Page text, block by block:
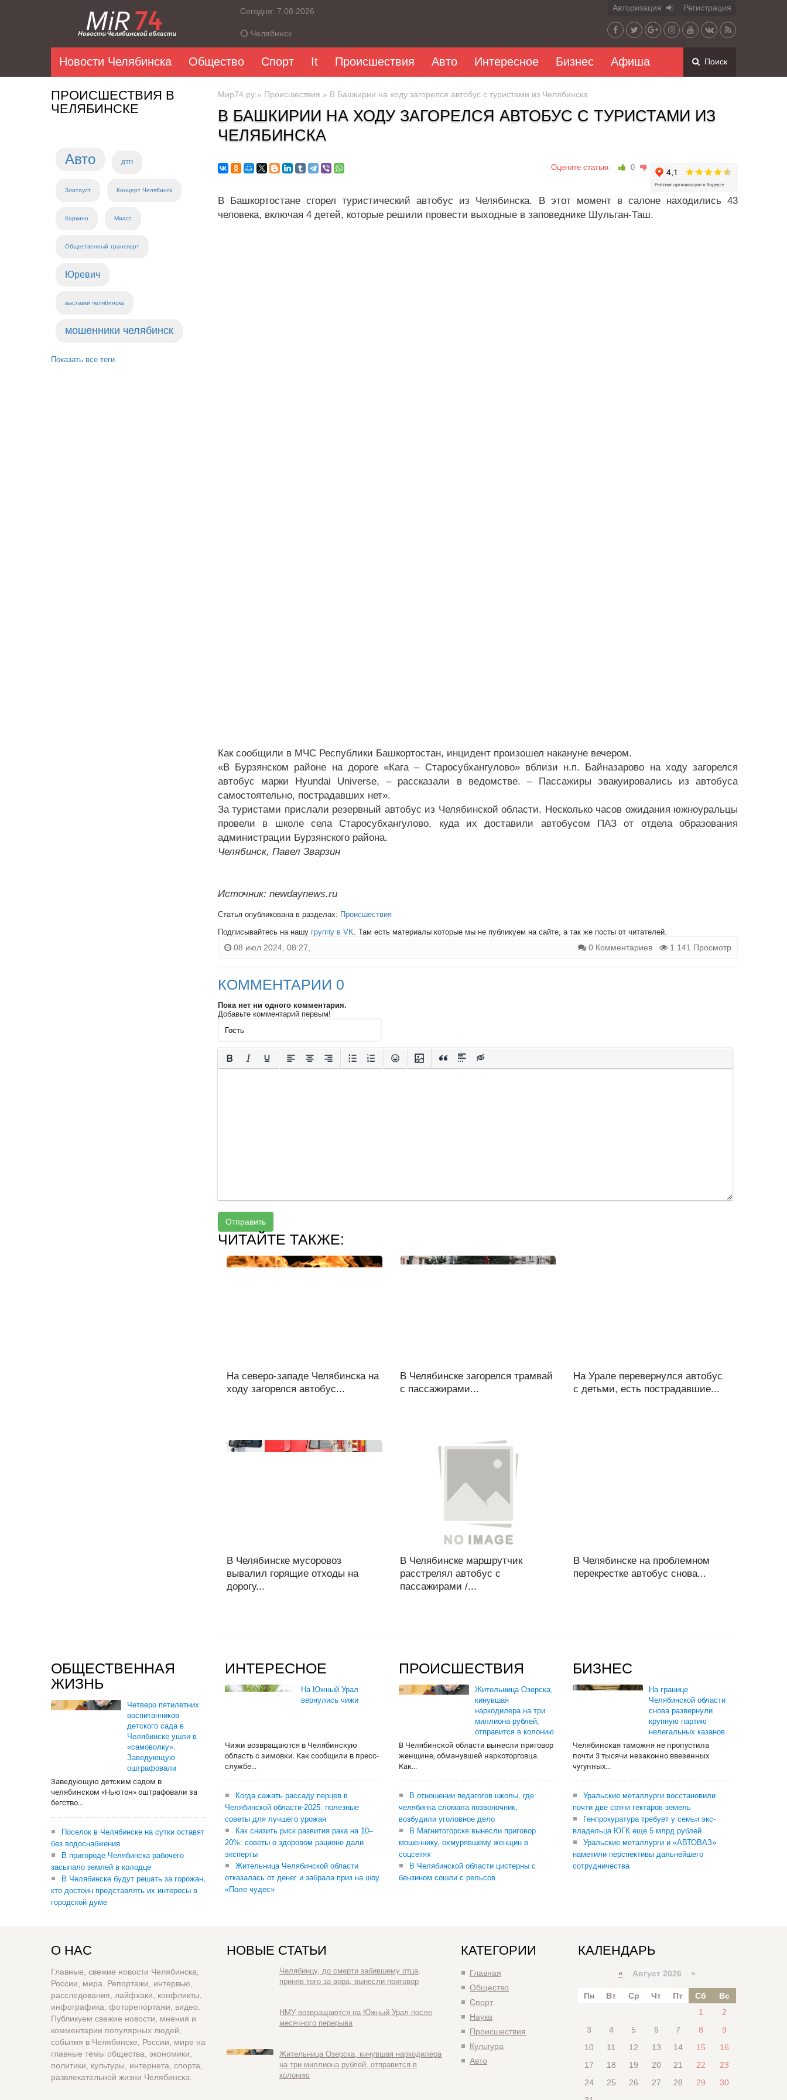
Сегодня: 7.08.2026
Челябинск
Авторизация Регистрация
Новости Челябинска Общество Спорт It Происшествия Авто Интересное Бизнес Афиша Поиск
ПРОИСШЕСТВИЯ В
ЧЕЛЯБИНСКЕ
Авто ДТП
Златоуст Концерт Челябинск
Коркино Миасс
Общественный транспорт
Юревич
выставки челябинска
мошенники челябинск
Показать все теги
Мир74.ру » Происшествия » В Башкирии на ходу загорелся автобус с туристами из Челябинска
В БАШКИРИИ НА ХОДУ ЗАГОРЕЛСЯ АВТОБУС С ТУРИСТАМИ ИЗ
ЧЕЛЯБИНСКА
Оцените статью: 0
В Башкортостане сгорел туристический автобус из Челябинска. В этот момент в салоне находились 43
человека, включая 4 детей, которые решили провести выходные в заповеднике Шульган-Таш.
Как сообщили в МЧС Республики Башкортостан, инцидент произошел накануне вечером.
«В Бурзянском районе на дороге «Кага – Старосубхангулово» вблизи н.п. Байназарово на ходу загорелся
автобус марки Hyundai Universe, – рассказали в ведомстве. – Пассажиры эвакуировались из автобуса
самостоятельно, пострадавших нет».
За туристами прислали резервный автобус из Челябинской области. Несколько часов ожидания южноуральцы
провели в школе села Старосубхангулово, куда их доставили автобусом ПАЗ от отдела образования
администрации Бурзянского района.
Челябинск, Павел Зварзин
Источник: newdaynews.ru
Статья опубликована в разделах: Происшествия
Подписывайтесь на нашу группу в VK. Там есть материалы которые мы не публикуем на сайте, а так же посты от читателей.
08 июл 2024, 08:27, 0 Комментариев 1 141 Просмотр
КОММЕНТАРИИ 0
Пока нет ни одного комментария.
Добавьте комментарий первым!
Отправить
ЧИТАЙТЕ ТАКЖЕ:
На северо-западе Челябинска на
ходу загорелся автобус...
В Челябинске загорелся трамвай
с пассажирами...
На Урале перевернулся автобус
с детьми, есть пострадавшие...
В Челябинске мусоровоз
вывалил горящие отходы на
дорогу...
В Челябинске маршрутчик
расстрелял автобус с
пассажирами /...
В Челябинске на проблемном
перекрестке автобус снова...
ОБЩЕСТВЕННАЯ
ЖИЗНЬ
Четверо пятилетних
воспитанников
детского сада в
Челябинске ушли в
«самоволку».
Заведующую
оштрафовали
Заведующую детским садом в
челябинском «Ньютон» оштрафовали за
бегство...
Поселок в Челябинске на сутки оставят
без водоснабжения
В пригороде Челябинска рабочего
засыпало землей в колодце
В Челябинске будут решать за горожан,
кто достоин представлять их интересы в
городской думе
ИНТЕРЕСНОЕ
На Южный Урал
вернулись чижи
Чижи возвращаются в Челябинскую
область с зимовки. Как сообщили в пресс-
службе...
Когда сажать рассаду перцев в
Челябинской области-2025: полезные
советы для лучшего урожая
Как снизить риск развития рака на 10–
20%: советы о здоровом рационе дали
эксперты
Жительница Челябинской области
отказалась от денег и забрала приз на шоу
«Поле чудес»
ПРОИСШЕСТВИЯ
Жительница Озерска,
кинувшая
наркодилера на три
миллиона рублей,
отправится в колонию
В Челябинской области вынесли приговор
женщине, обманувшей наркоторговца.
Как...
В отношении педагогов школы, где
челябинка сломала позвоночник,
возбудили уголовное дело
В Магнитогорске вынесли приговор
мошеннику, охмурявшему женщин в
соцсетях
В Челябинской области цистерны с
бензином сошли с рельсов
БИЗНЕС
На границе
Челябинской области
снова развернули
крупную партию
нелегальных казанов
Челябинская таможня не пропустила
почти 3 тысячи незаконно ввезенных
чугунных...
Уральские металлурги восстановили
почти две сотни гектаров земель
Генпрокуратура требует у семьи экс-
владельца ЮГК еще 5 млрд рублей
Уральские металлурги и «АВТОВАЗ»
наметили перспективы дальнейшего
сотрудничества
О НАС
Главные, свежие новости Челябинска,
России, мира. Репортажи, интервью,
расследования, лайфхаки, конфликты,
инфографика, фоторепортажи, видео.
Публикуем свежие новости, мнения и
комментарии популярных людей,
события в Челябинске, России, мире на
главные темы общества, экономики,
политики, культуры, интернета, спорта,
развлекательной жизни Челябинска.
НОВЫЕ СТАТЬИ
Челябинцу, до смерти забившему отца,
приняв того за вора, вынесли приговор
НМУ возвращаются на Южный Урал после
месячного перерыва
Жительница Озерска, кинувшая наркодилера
на три миллиона рублей, отправится в
колонию
КАТЕГОРИИ
Главная
Общество
Спорт
Наука
Происшествия
Культура
Авто
КАЛЕНДАРЬ
« Август 2026 »
Пн Вт Ср Чт Пт Сб
Вс
1
2
3
4 5 6 7 8
9
10
11 12 13 14 15
16
17
18 19 20 21 22
23
24
25 26 27 28 29
30